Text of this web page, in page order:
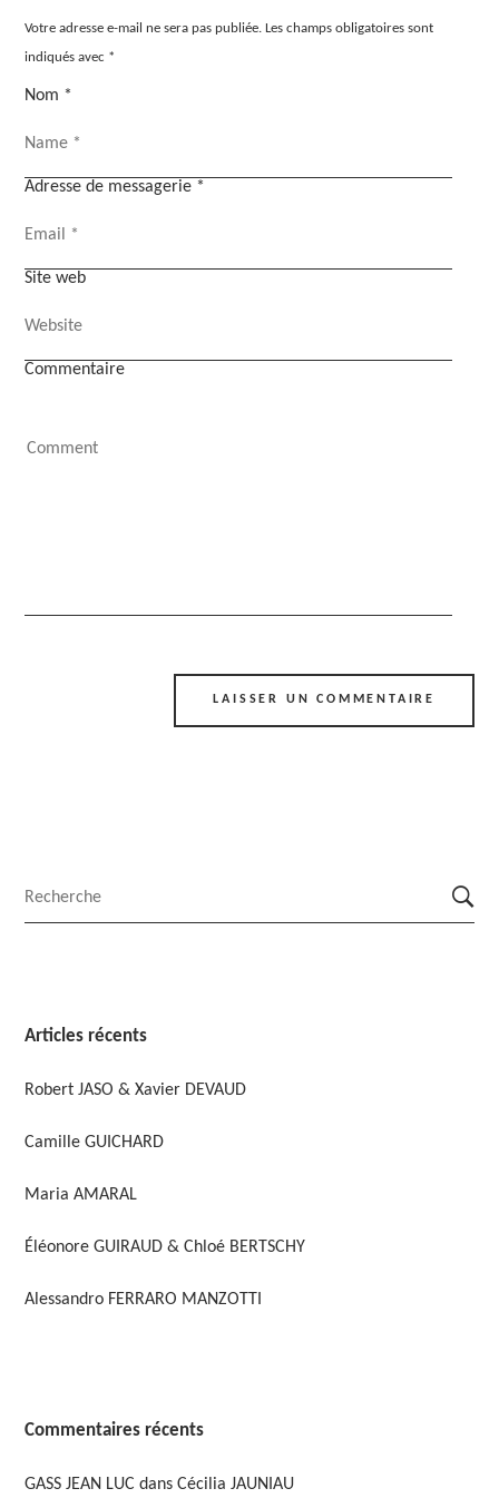
Votre adresse e-mail ne sera pas publiée. Les champs obligatoires sont
indiqués avec *
Nom *
Adresse de messagerie *
Site web
Commentaire
Articles récents
Robert JASO & Xavier DEVAUD
Camille GUICHARD
Maria AMARAL
Éléonore GUIRAUD & Chloé BERTSCHY
Alessandro FERRARO MANZOTTI
Commentaires récents
GASS JEAN LUC dans Cécilia JAUNIAU